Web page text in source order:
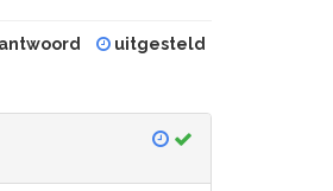
uitgesteld